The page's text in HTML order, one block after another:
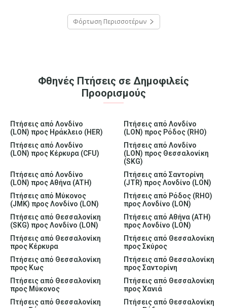
Φόρτωση Περισσοτέρων
Φθηνές Πτήσεις σε Δημοφιλείς
Προορισμούς
Πτήσεις από Λονδίνο
(LON) προς Ηράκλειο (HER)
Πτήσεις από Λονδίνο
(LON) προς Ρόδος (RHO)
Πτήσεις από Λονδίνο
(LON) προς Κέρκυρα (CFU)
Πτήσεις από Λονδίνο
(LON) προς Θεσσαλονίκη
(SKG)
Πτήσεις από Λονδίνο
(LON) προς Αθήνα (ATH)
Πτήσεις από Σαντορίνη
(JTR) προς Λονδίνο (LON)
Πτήσεις από Μύκονος
(JMK) προς Λονδίνο (LON)
Πτήσεις από Ρόδος (RHO)
προς Λονδίνο (LON)
Πτήσεις από Θεσσαλονίκη
(SKG) προς Λονδίνο (LON)
Πτήσεις από Αθήνα (ATH)
προς Λονδίνο (LON)
Πτήσεις από Θεσσαλονίκη
προς Κέρκυρα
Πτήσεις από Θεσσαλονίκη
προς Σκύρος
Πτήσεις από Θεσσαλονίκη
προς Κως
Πτήσεις από Θεσσαλονίκη
προς Σαντορίνη
Πτήσεις από Θεσσαλονίκη
προς Μύκονος
Πτήσεις από Θεσσαλονίκη
προς Χανιά
Πτήσεις από Θεσσαλονίκη
Πτήσεις από Θεσσαλονίκη